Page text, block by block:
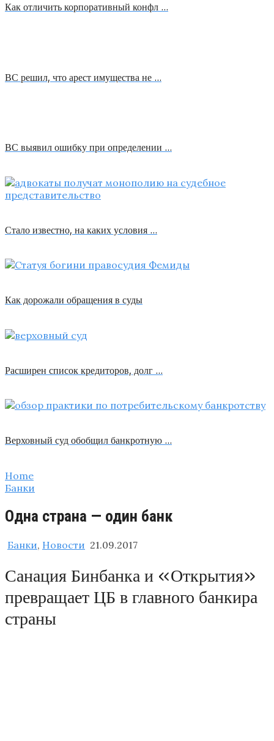
Как отличить корпоративный конфл …
ВС решил, что арест имущества не …
ВС выявил ошибку при определении …
Стало известно, на каких условия …
Как дорожали обращения в суды
Расширен список кредиторов, долг …
Верховный суд обобщил банкротную …
Home
Банки
Одна страна — один банк
Банки, Новости 21.09.2017
Санация Бинбанка и «Открытия»
превращает ЦБ в главного банкира
страны